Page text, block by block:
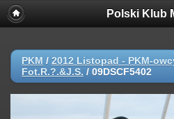
//dodane!!!!!!!!!!
Polski Klub
PKM / 2012 Listopad - PKM-
Fot.R.?.&J.S. / 09DSCF5402